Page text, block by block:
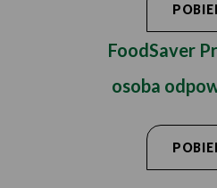
FoodSaver
osoba